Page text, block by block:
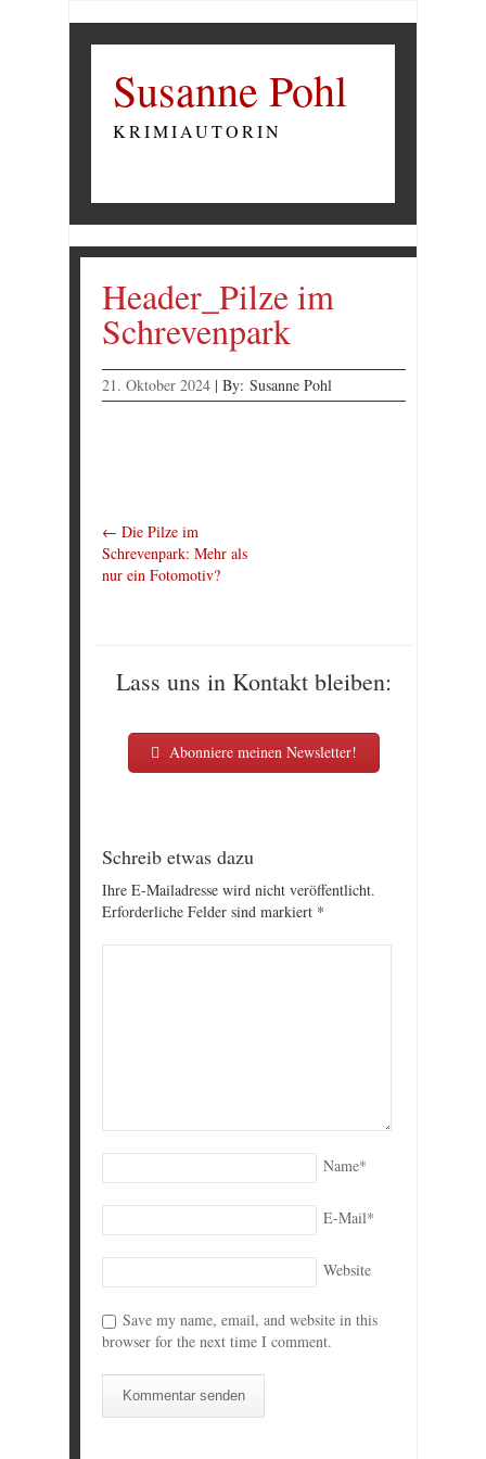
Susanne Pohl
KRIMIAUTORIN
Header_Pilze im
Schrevenpark
21. Oktober 2024 | By: Susanne Pohl
← Die Pilze im
Schrevenpark: Mehr als
nur ein Fotomotiv?
Lass uns in Kontakt bleiben:
Abonniere meinen Newsletter!
Schreib etwas dazu
Ihre E-Mailadresse wird nicht veröffentlicht.
Erforderliche Felder sind markiert *
Name*
E-Mail*
Website
Save my name, email, and website in this
browser for the next time I comment.